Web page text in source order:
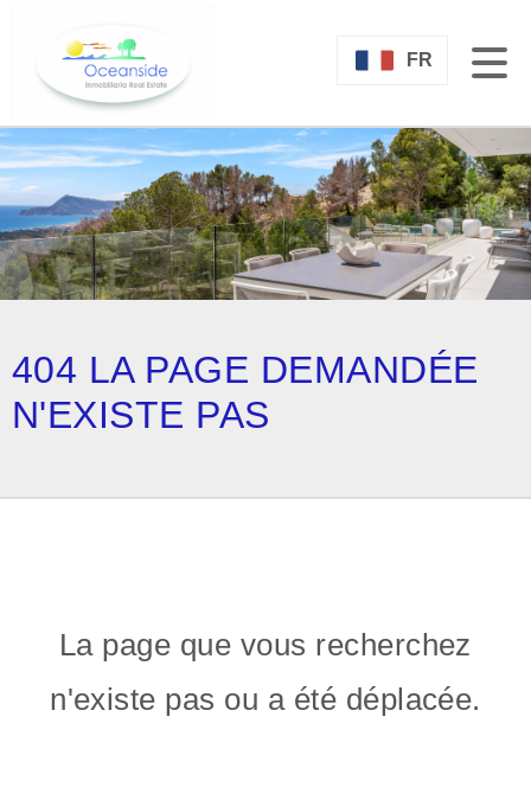
FR
404 LA PAGE DEMANDÉE
N'EXISTE PAS
La page que vous recherchez
n'existe pas ou a été déplacée.